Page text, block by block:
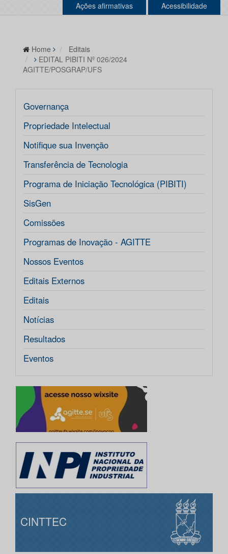
Ações afirmativas Acessibilidade
Home
Editais
EDITAL PIBITI Nº 026/2024
AGITTE/POSGRAP/UFS
Governança
Propriedade Intelectual
Notifique sua Invenção
Transferência de Tecnologia
Programa de Iniciação Tecnológica (PIBITI)
SisGen
Comissões
Programas de Inovação - AGITTE
Nossos Eventos
Editais Externos
Editais
Notícias
Resultados
Eventos
CINTTEC